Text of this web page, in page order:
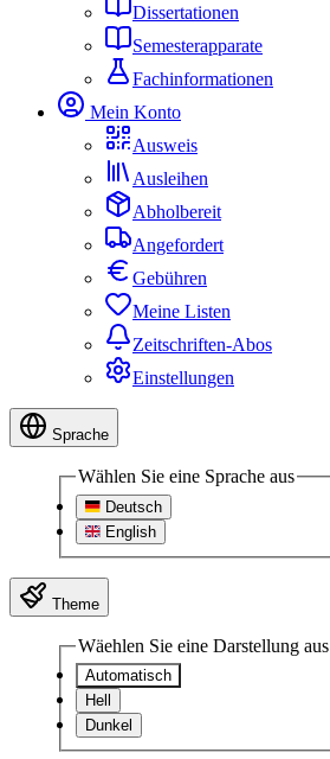
Dissertationen
Semesterapparate
Fachinformationen
Mein Konto
Ausweis
Ausleihen
Abholbereit
Angefordert
Gebühren
Meine Listen
Zeitschriften-Abos
Einstellungen
Sprache
Wählen Sie eine Sprache aus
Deutsch
English
Theme
Wäehlen Sie eine Darstellung aus
Automatisch
Hell
Dunkel